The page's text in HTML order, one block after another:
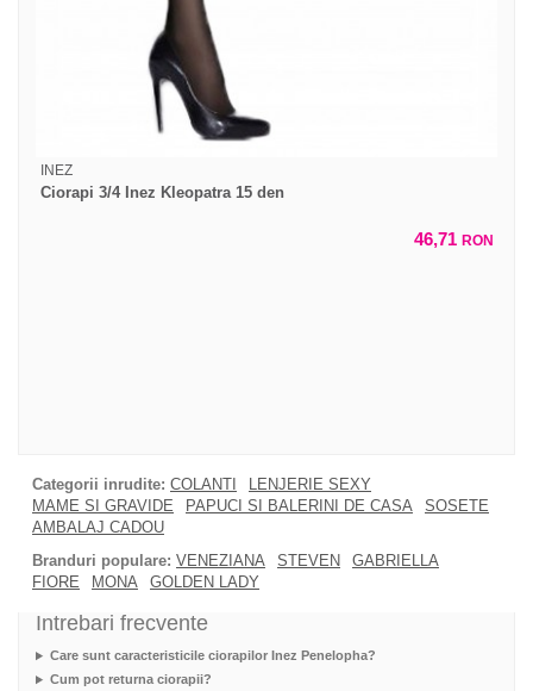
INEZ
Ciorapi 3/4 Inez Kleopatra 15 den
46,71 RON
Categorii inrudite: COLANTI
LENJERIE SEXY
MAME SI GRAVIDE
PAPUCI SI BALERINI DE CASA
SOSETE
AMBALAJ CADOU
Branduri populare: VENEZIANA STEVEN
GABRIELLA
FIORE
MONA GOLDEN LADY
Intrebari frecvente
Care sunt caracteristicile ciorapilor Inez Penelopha?
Cum pot returna ciorapii?